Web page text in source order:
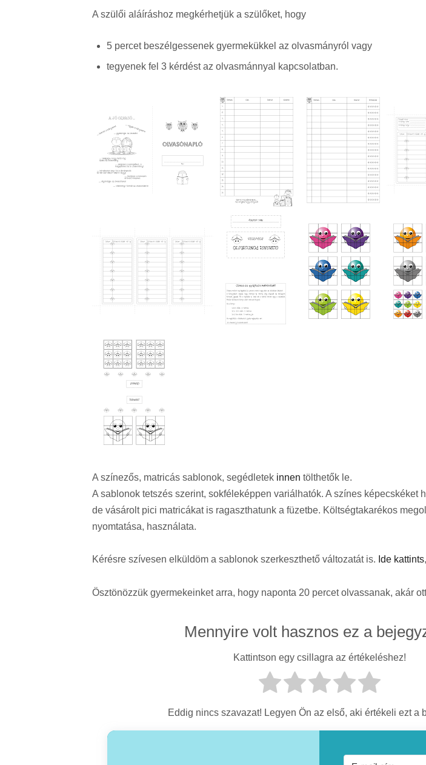
A szülői aláíráshoz megkérhetjük a szülőket, hogy
5 percet beszélgessenek gyermekükkel az olvasmányról vagy
tegyenek fel 3 kérdést az olvasmánnyal kapcsolatban.
A színezős, matricás sablonok, segédletek innen tölthetők le.
A sablonok tetszés szerint, sokféleképpen variálhatók. A színes képecskéket
de vásárolt pici matricákat is ragaszthatunk a füzetbe. Költségtakarékos
nyomtatása, használata.
Kérésre szívesen elküldöm a sablonok szerkeszthető változatát is. Ide kattints
Ösztönözzük gyermekeinket arra, hogy naponta 20 percet olvassanak, akár
Mennyire volt hasznos ez a
Kattintson egy csillagra az értékeléshez!
Eddig nincs szavazat! Legyen Ön az első, aki értékeli ezt a